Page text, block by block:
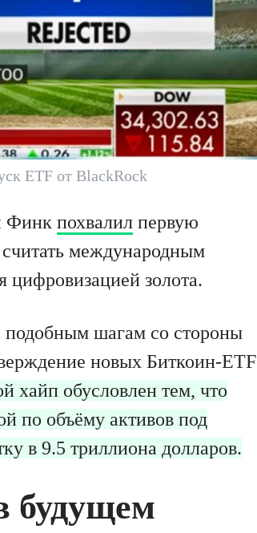
ETF от BlackRock
Финк похвалил первую
международным
золота.
подобным шагам со стороны
новых Биткоин-ETF
хайп обусловлен тем, что
по объёму активов под
в 9.5 триллиона долларов.
будущем